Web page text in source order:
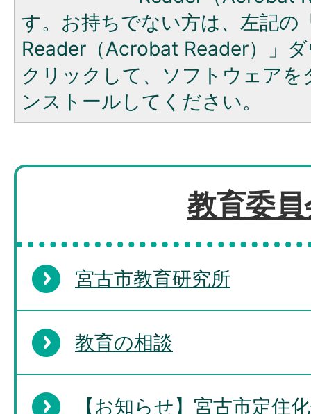
す。お持ちでない方は、左記の
Reader（Acrobat Reader）」
クリックして、ソフトウェア
ンストールしてください。
教育委
宮古市教育研究所
教育の相談
【お知らせ】宮古市定住